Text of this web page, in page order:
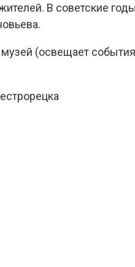
В советские
(освещает